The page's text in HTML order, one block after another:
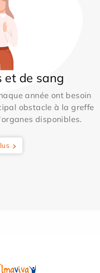
et de sang
année ont besoin
obstacle à la greffe
disponibles.